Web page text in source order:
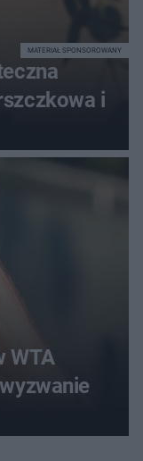
i
MATERIAŁ SPONSOROWANY
WTA